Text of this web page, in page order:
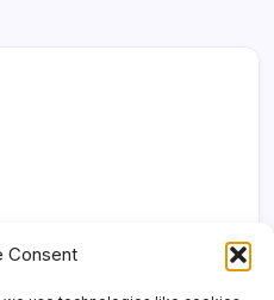
Consent